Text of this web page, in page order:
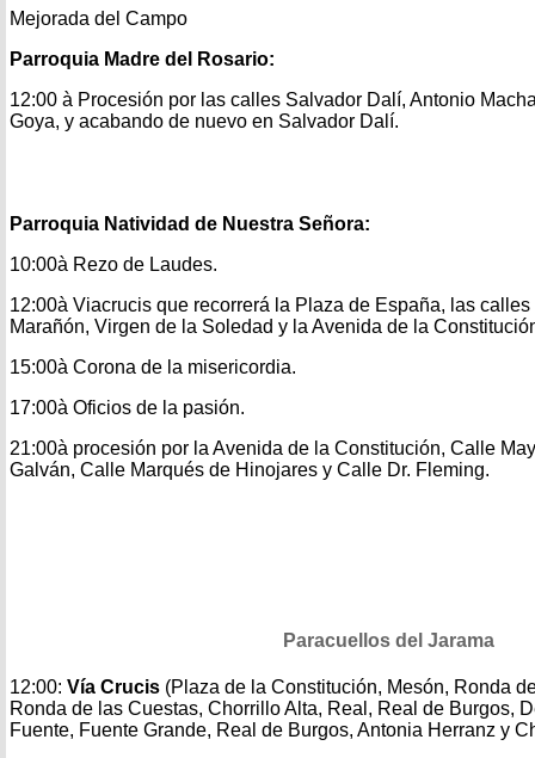
Mejorada del Campo
Parroquia Madre del Rosario:
12:00 à Procesión por las calles Salvador Dalí, Antonio
Goya, y acabando de nuevo en Salvador Dalí.
Parroquia Natividad de Nuestra Señora:
10:00à Rezo de Laudes.
12:00à Viacrucis que recorrerá la Plaza de España, las
Marañón, Virgen de la Soledad y la Avenida de la
15:00à Corona de la misericordia.
17:00à Oficios de la pasión.
21:00à procesión por la Avenida de la Constitución, Calle
Galván, Calle Marqués de Hinojares y Calle Dr. Fleming.
Paracuellos del Jarama
12:00: Vía Crucis (Plaza de la Constitución, Mesón, Ronda
Ronda de las Cuestas, Chorrillo Alta, Real, Real de Burgos,
Fuente, Fuente Grande, Real de Burgos, Antonia Herranz y